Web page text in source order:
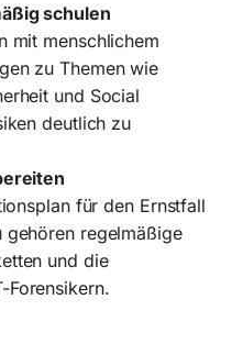
schulen
mit menschlichem
zu Themen wie
und Social
deutlich zu
für den Ernstfall
gehören regelmäßige
und die
Forensikern.